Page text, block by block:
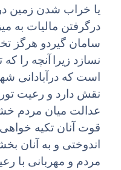
یا خراب شدن زمین
درگرفتن مالیات به
سامان گیردو هرگز
نسازد زیرا
آنچه را
است که درآبادانی
نقش دارد و رعیت
عدالت میان مردم
قوت آنان تکیه
اندوختی و به آنان
مردم و مهربانی با